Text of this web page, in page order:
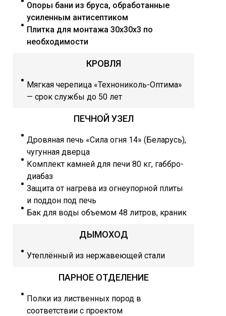
Опоры бани из бруса, обработанные
усиленным антисептиком
Плитка для монтажа 30х30х3 по
необходимости
КРОВЛЯ
Мягкая черепица «Технониколь-Оптима»
— срок службы до 50 лет
ПЕЧНОЙ УЗЕЛ
Дровяная печь «Сила огня 14» (Беларусь),
чугунная дверца
Комплект камней для печи 80 кг, габбро-
диабаз
Защита от нагрева из огнеупорной плиты
и поддон под печь
Бак для воды объемом 48 литров, краник
ДЫМОХОД
Утеплённый из нержавеющей стали
ПАРНОЕ ОТДЕЛЕНИЕ
Полки из лиственных пород в
соответствии с проектом